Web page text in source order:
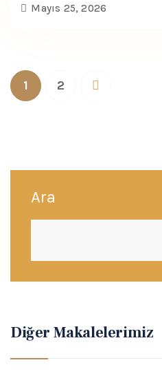
Mayıs 25, 2026
1 2
Ara
Diğer Makalelerimiz